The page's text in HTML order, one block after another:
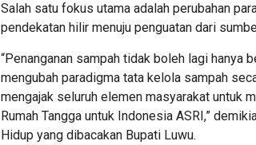
Salah satu fokus utama adalah perubahan
pendekatan hilir menuju penguatan dari
“Penanganan sampah tidak boleh lagi hanya
mengubah paradigma tata kelola sampah
mengajak seluruh elemen masyarakat untuk
Rumah Tangga untuk Indonesia ASRI,”
Hidup yang dibacakan Bupati Luwu.